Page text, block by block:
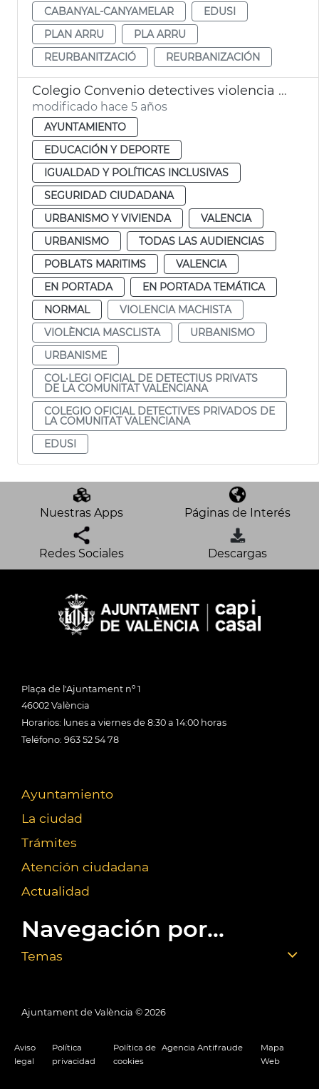
CABANYAL-CANYAMELAR
EDUSI
PLAN ARRU
PLA ARRU
REURBANITZACIÓ
REURBANIZACIÓN
Colegio Convenio detectives violencia machista
modificado hace 5 años
AYUNTAMIENTO
EDUCACIÓN Y DEPORTE
IGUALDAD Y POLÍTICAS INCLUSIVAS
SEGURIDAD CIUDADANA
URBANISMO Y VIVIENDA
VALENCIA
URBANISMO
TODAS LAS AUDIENCIAS
POBLATS MARITIMS
VALENCIA
EN PORTADA
EN PORTADA TEMÁTICA
NORMAL
VIOLENCIA MACHISTA
VIOLÈNCIA MASCLISTA
URBANISMO
URBANISME
COL·LEGI OFICIAL DE DETECTIUS PRIVATS
DE LA COMUNITAT VALENCIANA
COLEGIO OFICIAL DETECTIVES PRIVADOS DE
LA COMUNITAT VALENCIANA
EDUSI
Nuestras Apps Páginas de Interés
Redes Sociales Descargas
Plaça de l'Ajuntament nº 1
46002 València
Horarios: lunes a viernes de 8:30 a 14:00 horas
Teléfono: 963 52 54 78
Ayuntamiento
La ciudad
Trámites
Atención ciudadana
Actualidad
Navegación por...
Temas
Ajuntament de València © 2026
Aviso
legal
Política
privacidad
Política de
cookies
Agencia Antifraude
Mapa
Web